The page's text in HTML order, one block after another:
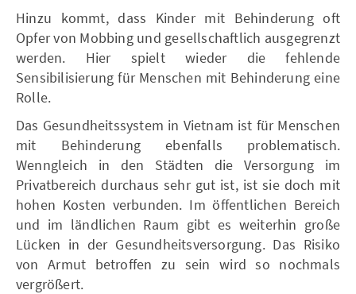
Hinzu kommt, dass Kinder mit Behinderung oft
Opfer von Mobbing und gesellschaftlich ausgegrenzt
werden. Hier spielt wieder die fehlende
Sensibilisierung für Menschen mit Behinderung eine
Rolle.
Das Gesundheitssystem in Vietnam ist für Menschen
mit Behinderung ebenfalls problematisch.
Wenngleich in den Städten die Versorgung im
Privatbereich durchaus sehr gut ist, ist sie doch mit
hohen Kosten verbunden. Im öffentlichen Bereich
und im ländlichen Raum gibt es weiterhin große
Lücken in der Gesundheitsversorgung. Das Risiko
von Armut betroffen zu sein wird so nochmals
vergrößert.